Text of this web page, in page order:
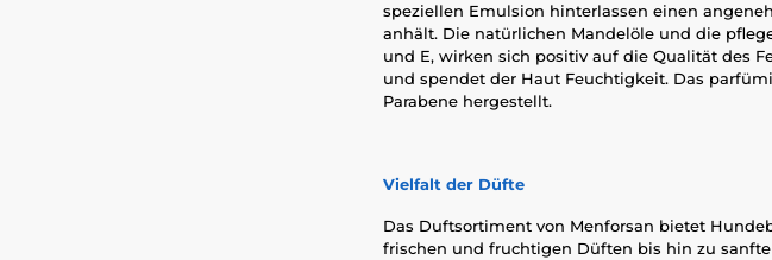
speziellen Emulsion hinterlassen einen
anhält. Die natürlichen Mandelöle und die
und E, wirken sich positiv auf die Qualität des
und spendet der Haut Feuchtigkeit. Das
Parabene hergestellt.
Vielfalt der Düfte
Das Duftsortiment von Menforsan bietet
frischen und fruchtigen Düften bis hin zu